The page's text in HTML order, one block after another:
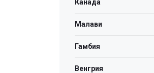
Канада
Малави
Гамбия
Венгрия